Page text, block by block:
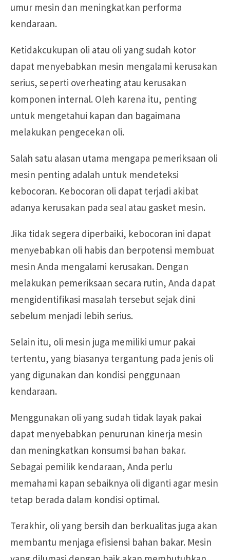
umur mesin dan meningkatkan performa
kendaraan.
Ketidakcukupan oli atau oli yang sudah kotor
dapat menyebabkan mesin mengalami kerusakan
serius, seperti overheating atau kerusakan
komponen internal. Oleh karena itu, penting
untuk mengetahui kapan dan bagaimana
melakukan pengecekan oli.
Salah satu alasan utama mengapa pemeriksaan oli
mesin penting adalah untuk mendeteksi
kebocoran. Kebocoran oli dapat terjadi akibat
adanya kerusakan pada seal atau gasket mesin.
Jika tidak segera diperbaiki, kebocoran ini dapat
menyebabkan oli habis dan berpotensi membuat
mesin Anda mengalami kerusakan. Dengan
melakukan pemeriksaan secara rutin, Anda dapat
mengidentifikasi masalah tersebut sejak dini
sebelum menjadi lebih serius.
Selain itu, oli mesin juga memiliki umur pakai
tertentu, yang biasanya tergantung pada jenis oli
yang digunakan dan kondisi penggunaan
kendaraan.
Menggunakan oli yang sudah tidak layak pakai
dapat menyebabkan penurunan kinerja mesin
dan meningkatkan konsumsi bahan bakar.
Sebagai pemilik kendaraan, Anda perlu
memahami kapan sebaiknya oli diganti agar mesin
tetap berada dalam kondisi optimal.
Terakhir, oli yang bersih dan berkualitas juga akan
membantu menjaga efisiensi bahan bakar. Mesin